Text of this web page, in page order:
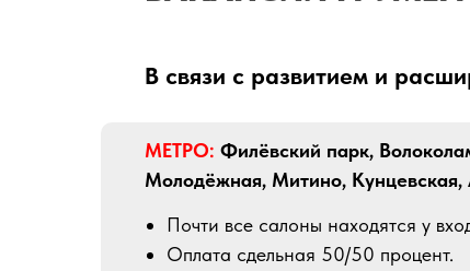
Почти все салоны находятся у
Оплата сдельная 50/50 процент.
В связи с развитием и
МЕТРО: Филёвский парк,
Молодёжная, Митино,